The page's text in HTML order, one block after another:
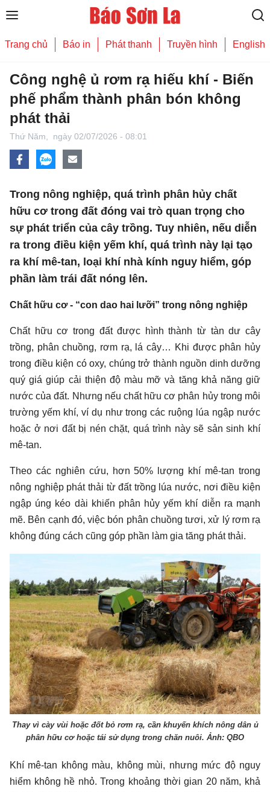
Trang chủ Báo in Phát thanh Truyền hình English
Công nghệ ủ rơm rạ hiếu khí - Biến
phế phẩm thành phân bón không
phát thải
Thứ Năm, ngày 02/07/2026 - 08:01
Trong nông nghiệp, quá trình phân hủy chất
hữu cơ trong đất đóng vai trò quan trọng cho
sự phát triển của cây trồng. Tuy nhiên, nếu diễn
ra trong điều kiện yếm khí, quá trình này lại tạo
ra khí mê-tan, loại khí nhà kính nguy hiểm, góp
phần làm trái đất nóng lên.
Chất hữu cơ - “con dao hai lưỡi” trong nông nghiệp
Chất hữu cơ trong đất được hình thành từ tàn dư cây
trồng, phân chuồng, rơm rạ, lá cây… Khi được phân hủy
trong điều kiện có oxy, chúng trở thành nguồn dinh dưỡng
quý giá giúp cải thiện độ màu mỡ và tăng khả năng giữ
nước của đất. Nhưng nếu chất hữu cơ phân hủy trong môi
trường yếm khí, ví dụ như trong các ruộng lúa ngập nước
hoặc ở nơi đất bị nén chặt, quá trình này sẽ sản sinh khí
mê-tan.
Theo các nghiên cứu, hơn 50% lượng khí mê-tan trong
nông nghiệp phát thải từ đất trồng lúa nước, nơi điều kiện
ngập úng kéo dài khiến phân hủy yếm khí diễn ra mạnh
mẽ. Bên cạnh đó, việc bón phân chuồng tươi, xử lý rơm rạ
không đúng cách cũng góp phần làm gia tăng phát thải.
Thay vì cày vùi hoặc đốt bỏ rơm rạ, cần khuyến khích nông dân ủ
phân hữu cơ hoặc tái sử dụng trong chăn nuôi. Ảnh: QBO
Khí mê-tan không màu, không mùi, nhưng mức độ nguy
hiểm không hề nhỏ. Trong khoảng thời gian 20 năm, khả